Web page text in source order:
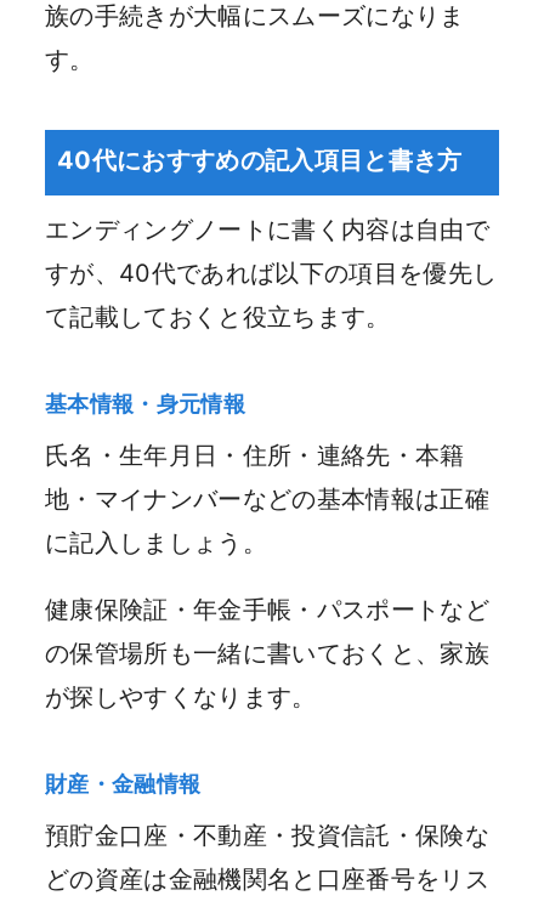
族の手続きが大幅にスムーズになりま
す。
40代におすすめの記入項目と書き方
エンディングノートに書く内容は自由で
すが、40代であれば以下の項目を優先し
て記載しておくと役立ちます。
基本情報・身元情報
氏名・生年月日・住所・連絡先・本籍
地・マイナンバーなどの基本情報は正確
に記入しましょう。
健康保険証・年金手帳・パスポートなど
の保管場所も一緒に書いておくと、家族
が探しやすくなります。
財産・金融情報
預貯金口座・不動産・投資信託・保険な
どの資産は金融機関名と口座番号をリス